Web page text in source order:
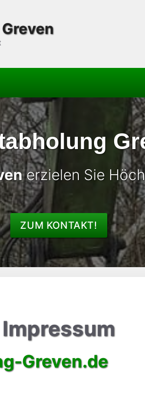
erzielen Sie
ZUM KONTAKT!
Impressum
Greven.de